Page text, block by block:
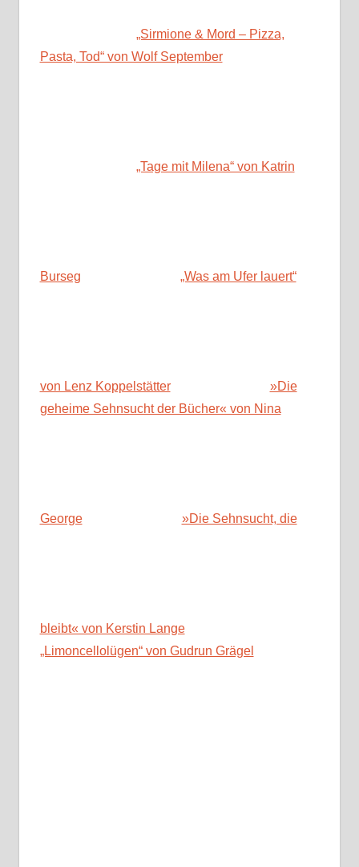
„Sirmione & Mord – Pizza,
Pasta, Tod“ von Wolf September
„Tage mit Milena“ von Katrin
Burseg „Was am Ufer lauert“
von Lenz Koppelstätter
»Die
geheime Sehnsucht der Bücher« von Nina
George »Die Sehnsucht, die
bleibt« von Kerstin Lange
„Limoncellolügen“ von Gudrun Grägel